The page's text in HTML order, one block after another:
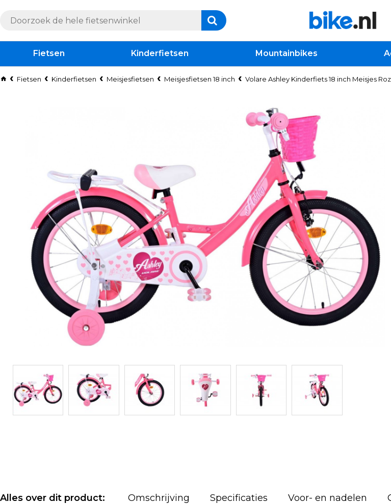
Fietsen Kinderfietsen Mountainbikes
Fietsen Kinderfietsen Meisjesfietsen Meisjesfietsen 18 inch Volare Ashley Kinderfiets 18 inch Meisjes
Alles over dit product: Omschrijving Specificaties Voor- en nadelen